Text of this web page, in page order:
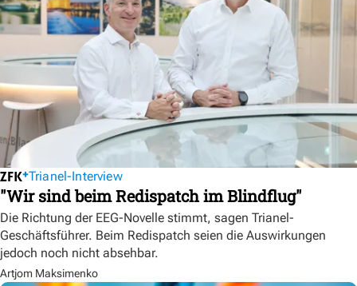
Trianel-Interview
"Wir sind beim Redispatch im Blindflug"
Die Richtung der EEG-Novelle stimmt, sagen Trianel-
Geschäftsführer. Beim Redispatch seien die Auswirkungen
jedoch noch nicht absehbar.
Artjom Maksimenko